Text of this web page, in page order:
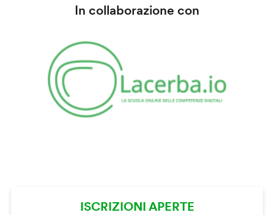
In collaborazione con
ISCRIZIONI APERTE